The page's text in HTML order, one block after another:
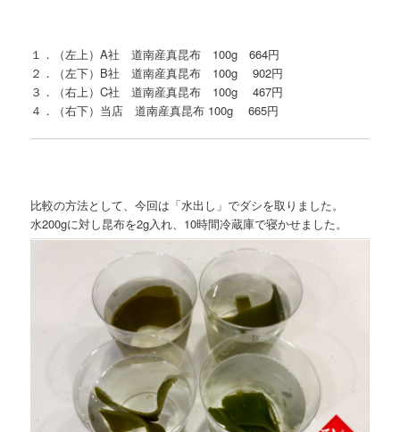
１．（左上）A社 道南産真昆布 100g 664円
２．（左下）B社 道南産真昆布 100g 902円
３．（右上）C社 道南産真昆布 100g 467円
４．（右下）当店 道南産真昆布 100g 665円
比較の方法として、今回は「水出し」でダシを取りました。
水200gに対し昆布を2g入れ、10時間冷蔵庫で寝かせました。